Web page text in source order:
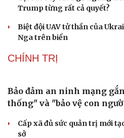
Thái Lan cảnh báo phụ
“đội lốt” tem hoạt hình
UNESCO vinh danh Sarnath
thuyết pháp đầu tiên
HỒ SƠ
Lý do ông Trump được
hiệu quả